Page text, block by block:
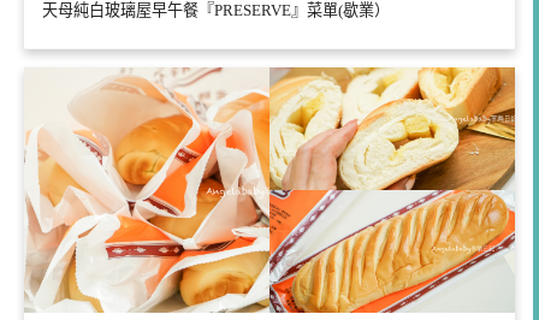
天母純白玻璃屋早午餐『PRESERVE』菜單(歇業）